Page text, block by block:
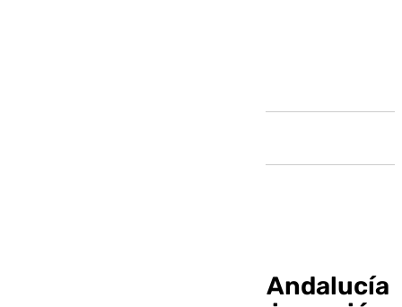
Los Presupuestos de Andalucía